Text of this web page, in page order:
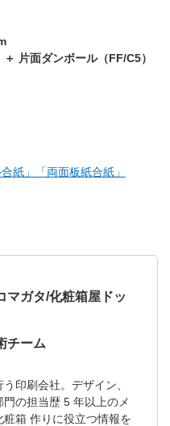
片面ダンボール（FF/C5）
紙」「両面板紙合紙」
マガタ/化粧箱屋ドッ
チーム
印刷会社。デザイン、
の担当歴 5 年以上のメ
箱 作りに役立つ情報を